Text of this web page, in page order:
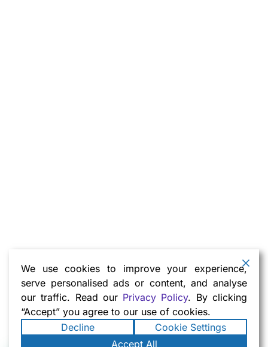
We use cookies to improve your experience,
serve personalised ads or content, and analyse
our traffic. Read our Privacy Policy. By clicking
“Accept” you agree to our use of cookies.
Decline
Cookie Settings
Accept All